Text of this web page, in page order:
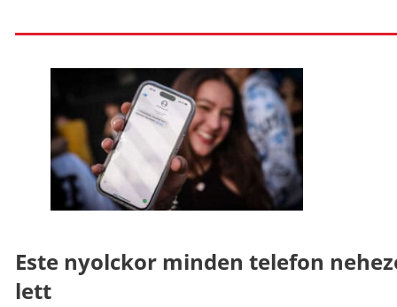
Este nyolckor minden telefon
lett